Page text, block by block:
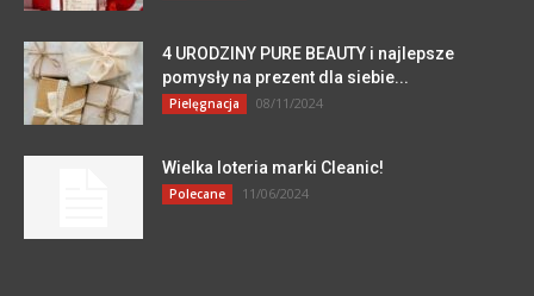
4 URODZINY PURE BEAUTY i najlepsze
pomysły na prezent dla siebie...
Pielęgnacja 08/11/2024
Wielka loteria marki Cleanic!
Polecane 11/06/2024